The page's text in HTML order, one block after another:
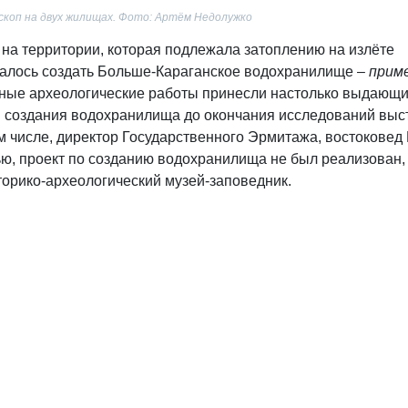
на двух жилищах. Фото: Артём Недолужко
территории, которая подлежала затоплению на излёте
создать Больше-Караганское водохранилище –
археологические работы принесли настолько
создания водохранилища до окончания исследований
директор Государственного Эрмитажа, востоковед
проект по созданию водохранилища не был реализован,
археологический музей-заповедник.